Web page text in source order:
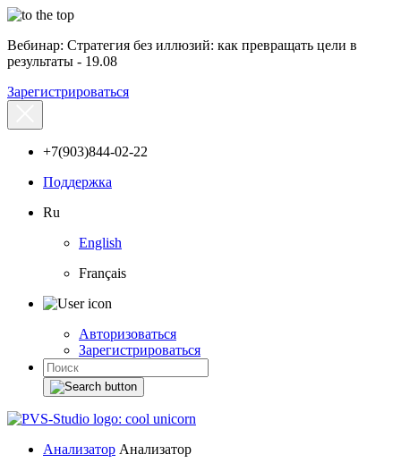
Вебинар: Стратегия без иллюзий: как превращать цели в
результаты - 19.08
Зарегистрироваться
+7(903)844-02-22
Поддержка
Ru
English
Français
Авторизоваться
Зарегистрироваться
Анализатор Анализатор